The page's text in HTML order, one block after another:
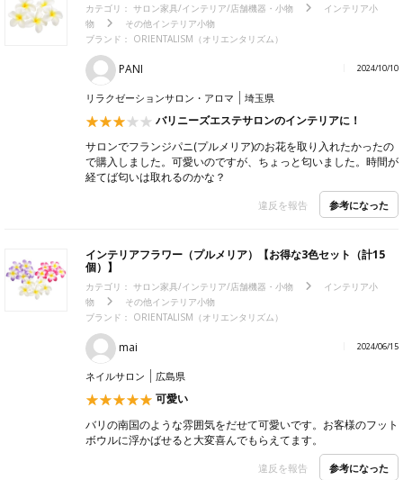
カテゴリ： サロン家具/インテリア/店舗機器・小物
インテリア小
物
その他インテリア小物
ブランド： ORIENTALISM（オリエンタリズム）
PANI 2024/10/10
リラクゼーションサロン・アロマ 埼玉県
バリニーズエステサロンのインテリアに！
サロンでフランジパニ(プルメリア)のお花を取り入れたかったの
で購入しました。可愛いのですが、ちょっと匂いました。時間が
経てば匂いは取れるのかな？
違反を報告 参考になった
インテリアフラワー（プルメリア）【お得な3色セット（計15
個）】
カテゴリ： サロン家具/インテリア/店舗機器・小物
インテリア小
物
その他インテリア小物
ブランド： ORIENTALISM（オリエンタリズム）
mai 2024/06/15
ネイルサロン 広島県
可愛い
バリの南国のような雰囲気をだせて可愛いです。お客様のフット
ボウルに浮かばせると大変喜んでもらえてます。
違反を報告 参考になった